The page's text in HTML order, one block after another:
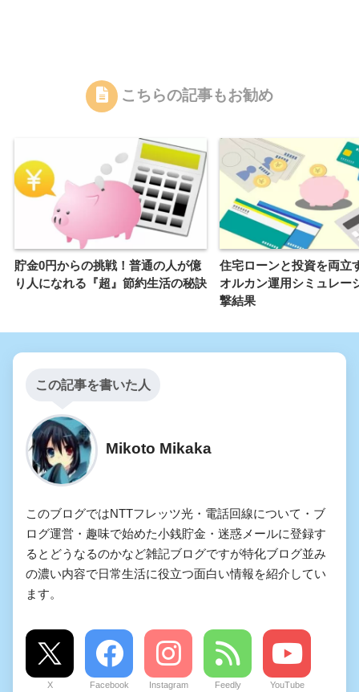
こちらの記事もお勧め
貯金0円からの挑戦！普通の人が億
り人になれる『超』節約生活の秘訣
住宅ローンと投資を両立
オルカン運用シミュレー
撃結果
この記事を書いた人
Mikoto Mikaka
このブログではNTTフレッツ光・電話回線について・ブ
ログ運営・趣味で始めた小銭貯金・迷惑メールに登録す
るとどうなるのかなど雑記ブログですが特化ブログ並み
の濃い内容で日常生活に役立つ面白い情報を紹介してい
ます。
X Facebook Instagram Feedly YouTube